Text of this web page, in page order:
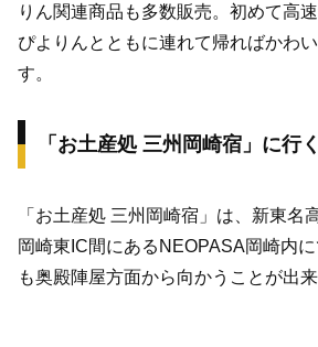
りん関連商品も多数販売。初めて高
ぴよりんとともに連れて帰ればかわ
す。
「お土産処 三州岡崎宿」に行
「お土産処 三州岡崎宿」は、新東名
岡崎東IC間にあるNEOPASA岡崎内
も奥殿陣屋方面から向かうことが出来